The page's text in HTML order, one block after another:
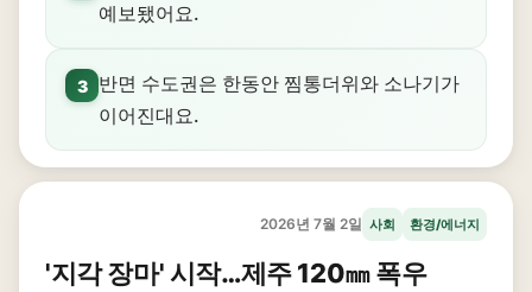
예보됐어요.
3
반면 수도권은 한동안 찜통더위와 소나기가
이어진대요.
2026년 7월 2일 사회 환경/에너지
'지각 장마' 시작…제주 120㎜ 폭우